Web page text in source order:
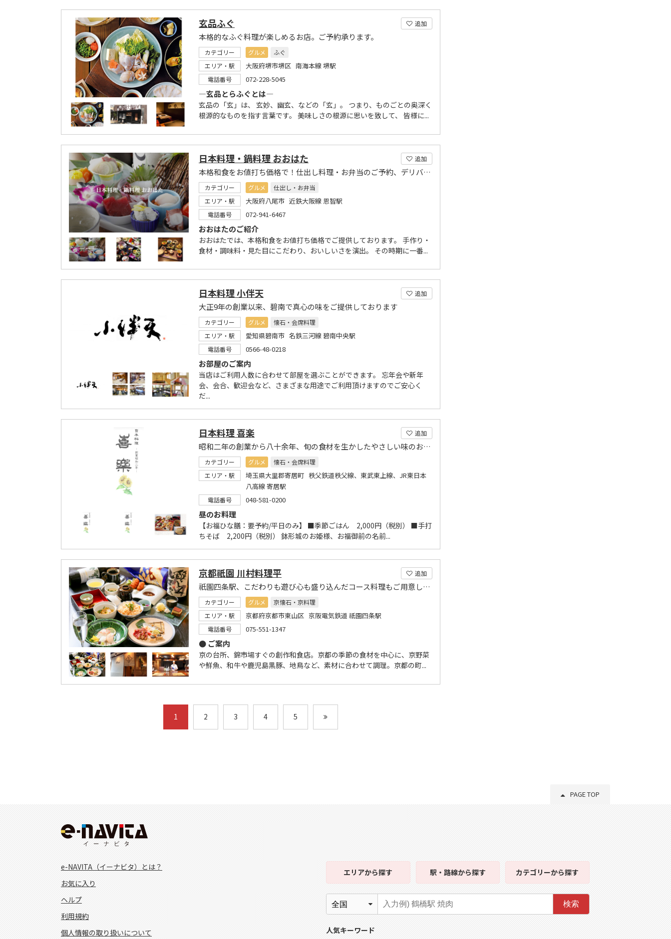
追加
玄品ふぐ
本格的なふぐ料理が楽しめるお店。ご予約承ります。
カテゴリー グルメ
ふぐ
エリア・駅
大阪府堺市堺区 南海本線 堺駅
電話番号 072-228-5045
―玄品とらふぐとは―
玄品の「玄」は、 玄妙、幽玄、などの「玄」。 つまり、ものごとの奥深く
根源的なものを指す言葉です。 美味しさの根源に思いを致して、 皆様に...
追加
日本料理・鍋料理 おおはた
本格和食をお値打ち価格で！仕出し料理・お弁当のご予約、デリバリー可能!
カテゴリー グルメ
仕出し・お弁当
エリア・駅
大阪府八尾市 近鉄大阪線 恩智駅
電話番号 072-941-6467
おおはたのご紹介
おおはたでは、本格和食をお値打ち価格でご提供しております。 手作り・
食材・調味料・見た目にこだわり、おいしいさを演出。 その時期に一番...
追加
日本料理 小伴天
大正9年の創業以来、碧南で真心の味をご提供しております
カテゴリー グルメ
懐石・会席料理
エリア・駅
愛知県碧南市 名鉄三河線 碧南中央駅
電話番号 0566-48-0218
お部屋のご案内
当店はご利用人数に合わせて部屋を選ぶことができます。 忘年会や新年
会、会合、歓迎会など、さまざまな用途でご利用頂けますのでご安心く
だ...
追加
日本料理 喜楽
昭和二年の創業から八十余年、旬の食材を生かしたやさしい味のお料理をご提供しつづけております
カテゴリー グルメ
懐石・会席料理
エリア・駅
埼玉県大里郡寄居町 秩父鉄道秩父線、東武東上線、JR東日本
八高線 寄居駅
電話番号 048-581-0200
昼のお料理
【お福ひな膳：要予約/平日のみ】 ■季節ごはん 2,000円（税別） ■手打
ちそば 2,200円（税別） 鉢形城のお姫様、お福御前の名前...
追加
京都祇園 川村料理平
祇園四条駅、こだわりも遊び心も盛り込んだコース料理もご用意しております。
カテゴリー グルメ
京懐石・京料理
エリア・駅
京都府京都市東山区 京阪電気鉄道 祇園四条駅
電話番号 075-551-1347
● ご案内
京の台所、錦市場すぐの創作和食店。京都の季節の食材を中心に、京野菜
や鮮魚、和牛や鹿児島黒豚、地鳥など、素材に合わせて調理。京都の町...
1 2 3 4 5
PAGE TOP
e-NAVITA（イーナビタ）とは？
お気に入り
ヘルプ
利用規約
個人情報の取り扱いについて
エリアから探す 駅・路線から探す カテゴリーから探す
検索
人気キーワード